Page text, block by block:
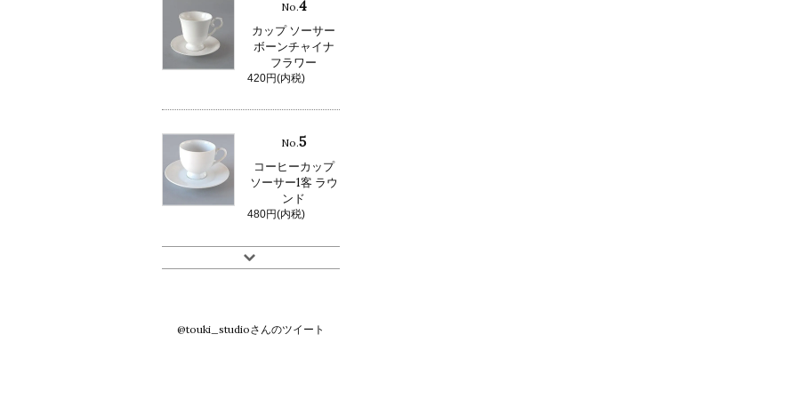
No.4
カップ ソーサー
ボーンチャイナ
フラワー
420円(内税)
No.5
コーヒーカップ
ソーサー1客 ラウ
ンド
480円(内税)
@touki_studioさんのツイート